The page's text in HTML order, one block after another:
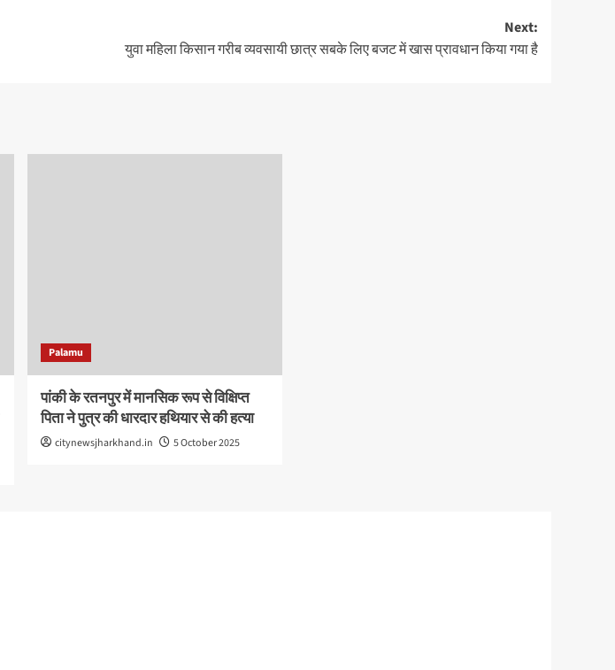
Next:
युवा महिला किसान गरीब व्यवसायी छात्र सबके लिए बजट में खास प्रावधान किया गया है
Palamu
पांकी के रतनपुर में मानसिक रूप से विक्षिप्त
पिता ने पुत्र की धारदार हथियार से की हत्या
citynewsjharkhand.in 5 October 2025